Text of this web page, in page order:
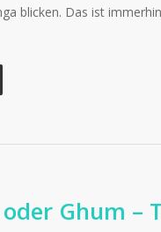
blicken. Das ist
Ghum –